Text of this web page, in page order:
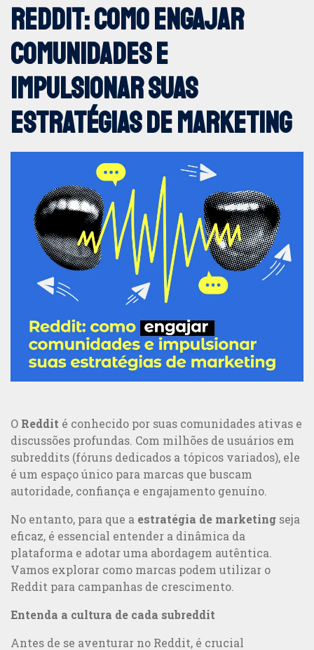
Criação de Sites e Apps
DOOH
Endomarketing
Marketing 360°
Marketing Digital
Marketing Offline
5 exemplos de ótimas campanhas de comunicação integrada e
Marketing B2C
Reddit: como engajar
comunidades e
impulsionar suas
estratégias de marketing
O Reddit é conhecido por suas comunidades ativas e
discussões profundas. Com milhões de usuários em
subreddits (fóruns dedicados a tópicos variados), ele
é um espaço único para marcas que buscam
autoridade, confiança e engajamento genuíno.
No entanto, para que a estratégia de marketing seja
eficaz, é essencial entender a dinâmica da
plataforma e adotar uma abordagem autêntica.
Vamos explorar como marcas podem utilizar o
Reddit para campanhas de crescimento.
Entenda a cultura de cada subreddit
Antes de se aventurar no Reddit, é crucial